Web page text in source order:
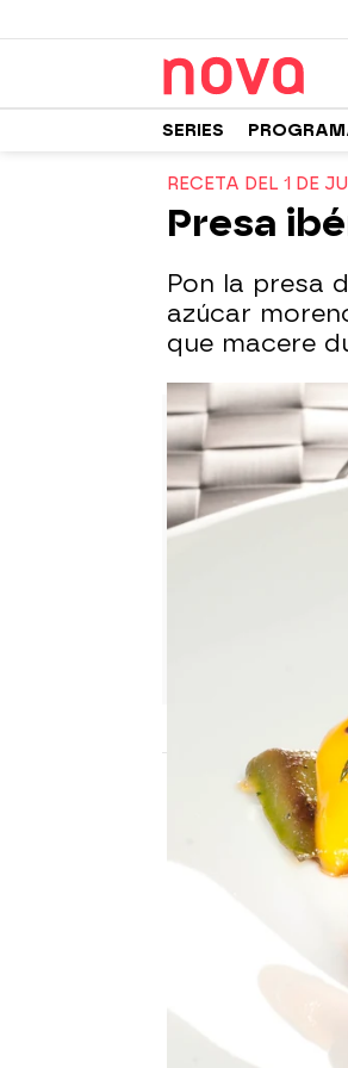
SERIES
RECETA DEL 1 DE
Presa
Pon la presa
azúcar
que macere
Madrid
Publicado:01 de
1
limón,
1
aceite